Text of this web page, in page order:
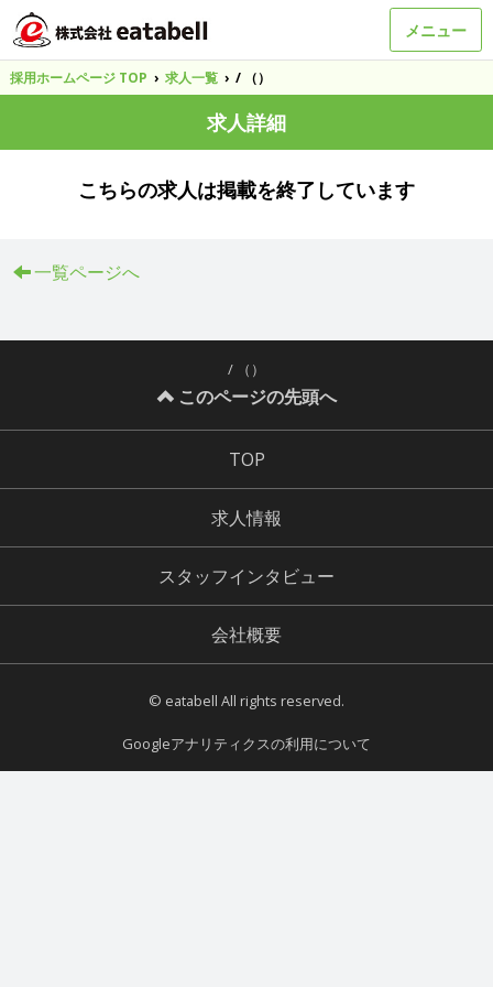
メニュー
採用ホームページ TOP › 求人一覧 › / （）
求人詳細
こちらの求人は掲載を終了しています
一覧ページへ
/ （）
このページの先頭へ
TOP
求人情報
スタッフインタビュー
会社概要
© eatabell All rights reserved.
Googleアナリティクスの利用について